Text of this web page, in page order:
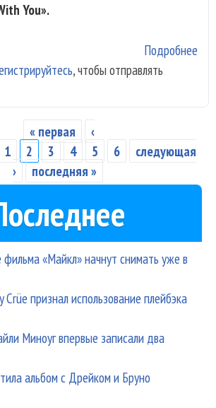
You».
Подробнее
, чтобы отправлять
« первая
‹
1 2 3 4 5 6
следующая
›
последняя »
«Майкл» начнут снимать уже в
признал использование плейбэка
Миноуг впервые записали два
альбом с Дрейком и Бруно